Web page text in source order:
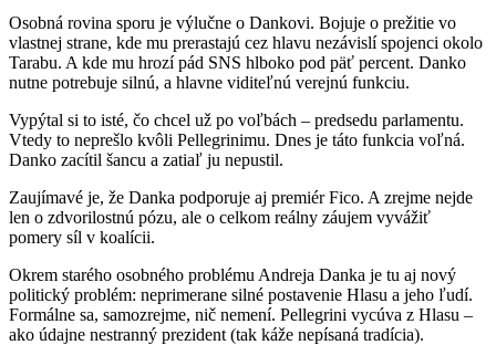
Osobná rovina sporu je výlučne o Dankovi. Bojuje o prežitie vo
vlastnej strane, kde mu prerastajú cez hlavu nezávislí spojenci okolo
Tarabu. A kde mu hrozí pád SNS hlboko pod päť percent. Danko
nutne potrebuje silnú, a hlavne viditeľnú verejnú funkciu.
Vypýtal si to isté, čo chcel už po voľbách – predsedu parlamentu.
Vtedy to neprešlo kvôli Pellegrinimu. Dnes je táto funkcia voľná.
Danko zacítil šancu a zatiaľ ju nepustil.
Zaujímavé je, že Danka podporuje aj premiér Fico. A zrejme nejde
len o zdvorilostnú pózu, ale o celkom reálny záujem vyvážiť
pomery síl v koalícii.
Okrem starého osobného problému Andreja Danka je tu aj nový
politický problém: neprimerane silné postavenie Hlasu a jeho ľudí.
Formálne sa, samozrejme, nič nemení. Pellegrini vycúva z Hlasu –
ako údajne nestranný prezident (tak káže nepísaná tradícia).